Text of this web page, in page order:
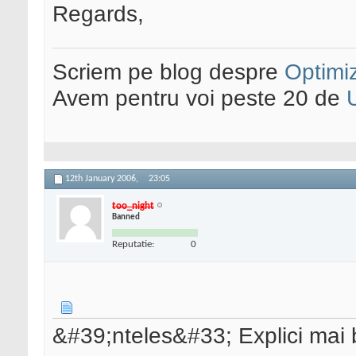
Regards,
Scriem pe blog despre
Avem pentru voi peste 20 de
12th January 2006, 23:05
too_night
Banned
Reputatie: 0
&#39;nteles&#33; Explici